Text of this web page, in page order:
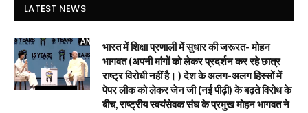
LATEST NEWS
भारत में शिक्षा प्रणाली में सुधार की जरूरत- मोहन
भागवत (अपनी मांगों को लेकर प्रदर्शन कर रहे छात्र
राष्ट्र विरोधी नहीं है। ) देश के अलग-अलग हिस्सों में
पेपर लीक को लेकर जेन जी (नई पीढ़ी) के बढ़ते विरोध के
बीच, राष्ट्रीय स्वयंसेवक संघ के प्रमुख मोहन भागवत ने